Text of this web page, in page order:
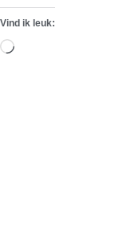
Vind ik leuk:
Aan